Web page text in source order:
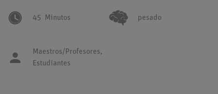
45 Minutos pesado
Maestros/Profesores,
Estudiantes